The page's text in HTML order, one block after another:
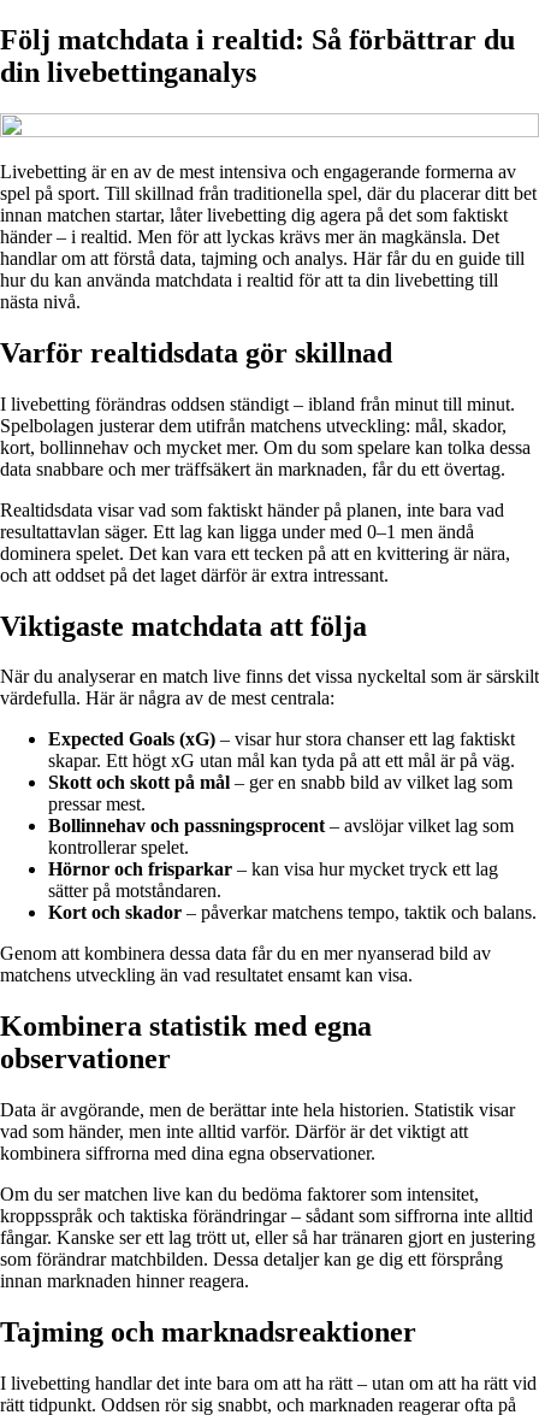
Följ matchdata i realtid: Så förbättrar du
din livebettinganalys
Livebetting är en av de mest intensiva och engagerande formerna av
spel på sport. Till skillnad från traditionella spel, där du placerar ditt bet
innan matchen startar, låter livebetting dig agera på det som faktiskt
händer – i realtid. Men för att lyckas krävs mer än magkänsla. Det
handlar om att förstå data, tajming och analys. Här får du en guide till
hur du kan använda matchdata i realtid för att ta din livebetting till
nästa nivå.
Varför realtidsdata gör skillnad
I livebetting förändras oddsen ständigt – ibland från minut till minut.
Spelbolagen justerar dem utifrån matchens utveckling: mål, skador,
kort, bollinnehav och mycket mer. Om du som spelare kan tolka dessa
data snabbare och mer träffsäkert än marknaden, får du ett övertag.
Realtidsdata visar vad som faktiskt händer på planen, inte bara vad
resultattavlan säger. Ett lag kan ligga under med 0–1 men ändå
dominera spelet. Det kan vara ett tecken på att en kvittering är nära,
och att oddset på det laget därför är extra intressant.
Viktigaste matchdata att följa
När du analyserar en match live finns det vissa nyckeltal som är särskilt
värdefulla. Här är några av de mest centrala:
Expected Goals (xG) – visar hur stora chanser ett lag faktiskt
skapar. Ett högt xG utan mål kan tyda på att ett mål är på väg.
Skott och skott på mål – ger en snabb bild av vilket lag som
pressar mest.
Bollinnehav och passningsprocent– avslöjar vilket lag som
kontrollerar spelet.
Hörnor och frisparkar – kan visa hur mycket tryck ett lag
sätter på motståndaren.
Kort och skador – påverkar matchens tempo, taktik och balans.
Genom att kombinera dessa data får du en mer nyanserad bild av
matchens utveckling än vad resultatet ensamt kan visa.
Kombinera statistik med egna
observationer
Data är avgörande, men de berättar inte hela historien. Statistik visar
vad som händer, men inte alltid varför. Därför är det viktigt att
kombinera siffrorna med dina egna observationer.
Om du ser matchen live kan du bedöma faktorer som intensitet,
kroppsspråk och taktiska förändringar – sådant som siffrorna inte alltid
fångar. Kanske ser ett lag trött ut, eller så har tränaren gjort en justering
som förändrar matchbilden. Dessa detaljer kan ge dig ett försprång
innan marknaden hinner reagera.
Tajming och marknadsreaktioner
I livebetting handlar det inte bara om att ha rätt – utan om att ha rätt vid
rätt tidpunkt. Oddsen rör sig snabbt, och marknaden reagerar ofta på